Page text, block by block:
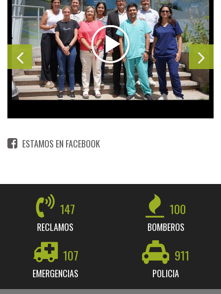
ESTAMOS EN FACEBOOK
147
RECLAMOS
100
BOMBEROS
107
EMERGENCIAS
911
POLICIA